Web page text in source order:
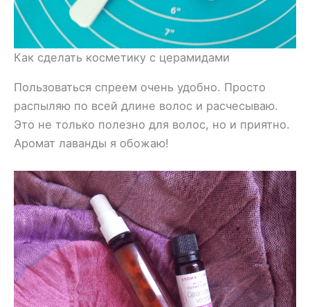
Как сделать косметику с церамидами
Пользоваться спреем очень удобно. Просто
распыляю по всей длине волос и расчесываю.
Это не только полезно для волос, но и приятно.
Аромат лаванды я обожаю!